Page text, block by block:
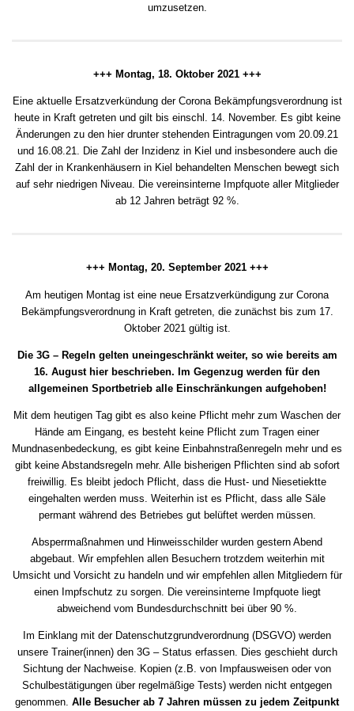
umzusetzen.
+++ Montag, 18. Oktober 2021 +++
Eine aktuelle Ersatzverkündung der Corona Bekämpfungsverordnung ist
heute in Kraft getreten und gilt bis einschl. 14. November. Es gibt keine
Änderungen zu den hier drunter stehenden Eintragungen vom 20.09.21
und 16.08.21. Die Zahl der Inzidenz in Kiel und insbesondere auch die
Zahl der in Krankenhäusern in Kiel behandelten Menschen bewegt sich
auf sehr niedrigen Niveau. Die vereinsinterne Impfquote aller Mitglieder
ab 12 Jahren beträgt 92 %.
+++ Montag, 20. September 2021 +++
Am heutigen Montag ist eine neue Ersatzverkündigung zur Corona
Bekämpfungsverordnung in Kraft getreten, die zunächst bis zum 17.
Oktober 2021 gültig ist.
Die 3G – Regeln gelten uneingeschränkt weiter, so wie bereits am
16. August hier beschrieben. Im Gegenzug werden für den
allgemeinen Sportbetrieb alle Einschränkungen aufgehoben!
Mit dem heutigen Tag gibt es also keine Pflicht mehr zum Waschen der
Hände am Eingang, es besteht keine Pflicht zum Tragen einer
Mundnasenbedeckung, es gibt keine Einbahnstraßenregeln mehr und es
gibt keine Abstandsregeln mehr. Alle bisherigen Pflichten sind ab sofort
freiwillig. Es bleibt jedoch Pflicht, dass die Hust- und Niesetiektte
eingehalten werden muss. Weiterhin ist es Pflicht, dass alle Säle
permant während des Betriebes gut belüftet werden müssen.
Absperrmaßnahmen und Hinweisschilder wurden gestern Abend
abgebaut. Wir empfehlen allen Besuchern trotzdem weiterhin mit
Umsicht und Vorsicht zu handeln und wir empfehlen allen Mitgliedern für
einen Impfschutz zu sorgen. Die vereinsinterne Impfquote liegt
abweichend vom Bundesdurchschnitt bei über 90 %.
Im Einklang mit der Datenschutzgrundverordnung (DSGVO) werden
unsere Trainer(innen) den 3G – Status erfassen. Dies geschieht durch
Sichtung der Nachweise. Kopien (z.B. von Impfausweisen oder von
Schulbestätigungen über regelmäßige Tests) werden nicht entgegen
genommen. Alle Besucher ab 7 Jahren müssen zu jedem Zeitpunkt